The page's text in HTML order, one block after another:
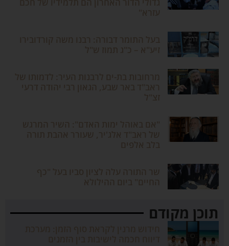
גדולי הדור האחרון הם תלמידיו של חכם
עזרא"
בעל התומר דבורה: רבנו משה קורדובירו
זיע"א – כ"ג תמוז ש"ל
ראב"ד באר שבע, הגאון רבי יהודה דרעי
זצ"ל
שר התורה עלה לציון סביו בעל "כף
תוכן מקודם
חידוש מרנין לקראת סוף הזמן: מערכת
דיווח חכמה לישיבות בין הזמנים